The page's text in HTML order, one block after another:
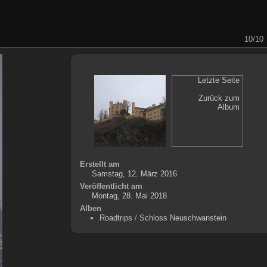
10/10
Letzte Seite
Zurück zum
Album
Erstellt am
Samstag, 12. März 2016
Veröffentlicht am
Montag, 28. Mai 2018
Alben
Roadtrips / Schloss Neuschwanstein